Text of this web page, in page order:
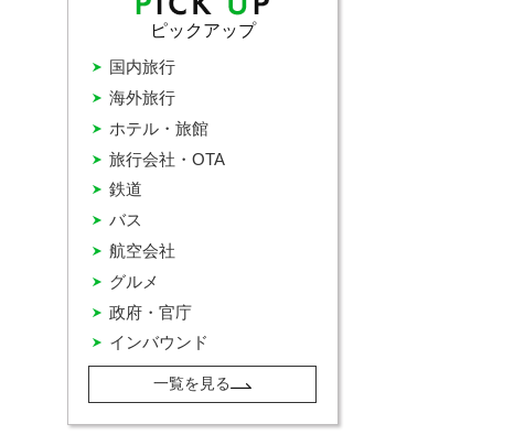
ピックアップ
インバウンド
グルメ
バス
ホテル・旅館
国内旅行
政府・官庁
旅行会社・OTA
海外旅行
航空会社
鉄道
一覧を見る